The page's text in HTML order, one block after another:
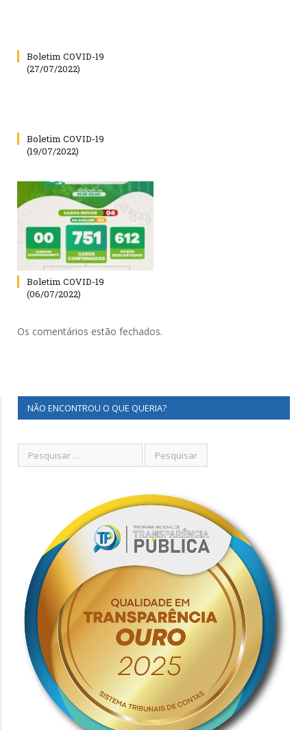
Boletim COVID-19
(27/07/2022)
Boletim COVID-19
(19/07/2022)
Boletim COVID-19
(06/07/2022)
Os comentários estão fechados.
NÃO ENCONTROU O QUE QUERIA?